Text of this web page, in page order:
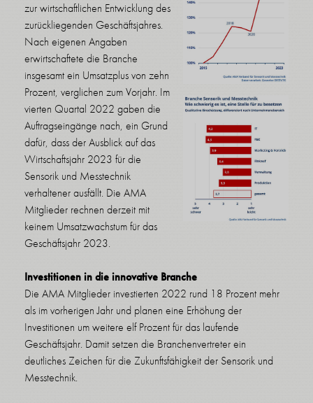
zur wirtschaftlichen Entwicklung des
zurückliegenden Geschäftsjahres.
Nach eigenen Angaben
erwirtschaftete die Branche
insgesamt ein Umsatzplus von zehn
Prozent, verglichen zum Vorjahr. Im
vierten Quartal 2022 gaben die
Auftragseingänge nach, ein Grund
dafür, dass der Ausblick auf das
Wirtschaftsjahr 2023 für die
Sensorik und Messtechnik
verhaltener ausfällt. Die AMA
Mitglieder rechnen derzeit mit
keinem Umsatzwachstum für das
Geschäftsjahr 2023.
Investitionen in die innovative Branche
Die AMA Mitglieder investierten 2022 rund 18 Prozent mehr
als im vorherigen Jahr und planen eine Erhöhung der
Investitionen um weitere elf Prozent für das laufende
Geschäftsjahr. Damit setzen die Branchenvertreter ein
deutliches Zeichen für die Zukunftsfähigkeit der Sensorik und
Messtechnik.